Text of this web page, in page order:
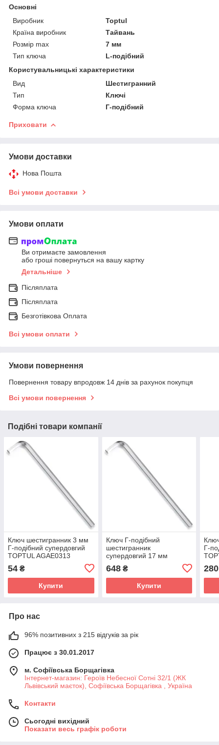
Основні
Виробник
Toptul
Країна виробник
Тайвань
Розмір max
7 мм
Тип ключа
L-подібний
Користувальницькі характеристики
Вид
Шестигранний
Тип
Ключі
Форма ключа
Г-подібний
Приховати
Умови доставки
Нова Пошта
Всі умови доставки
Умови оплати
Ви отримаєте замовлення
або гроші повернуться на вашу картку
Детальніше
Післяплата
Післяплата
Безготівкова Оплата
Всі умови оплати
Умови повернення
Повернення товару впродовж 14 днів за рахунок покупця
Всі умови повернення
Подібні товари компанії
Ключ шестигранник 3 мм
Г-подібний супердовгий
TOPTUL AGAE0313
54 ₴
Купити
Ключ Г-подібний
шестигранник
супердовгий 17 мм
648₴
Купити
Г-
280
Про нас
96% позитивних з 215 відгуків за рік
Працює з 30.01.2017
м. Софіївська Борщагівка
Інтернет-магазин: Героїв Небесної Сотні 32/1 (ЖК
Львівський маєток), Софіївська Борщагівка , Україна
Контакти
Сьогодні вихідний
Показати весь графік роботи